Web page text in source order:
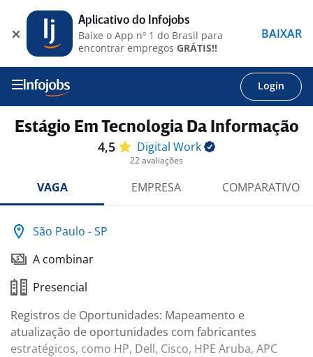
Login
Estágio Em Tecnologia Da Informação
4,5 Digital Work
22 avaliações
VAGA EMPRESA COMPARATIVO
São Paulo - SP
A combinar
Presencial
Registros de Oportunidades: Mapeamento e
atualização de oportunidades com fabricantes
estratégicos, como HP, Dell, Cisco, HPE Aruba, APC
Aplicativo do Infojobs
Baixe o App nº 1 do Brasil para
encontrar empregos GRÁTIS!!
BAIXAR